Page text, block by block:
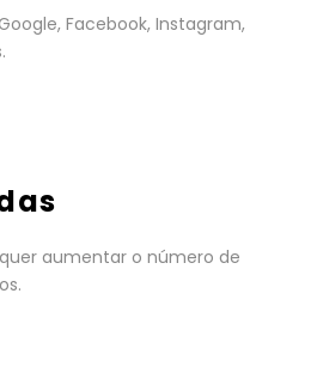
Facebook, Instagram,
aumentar o número de